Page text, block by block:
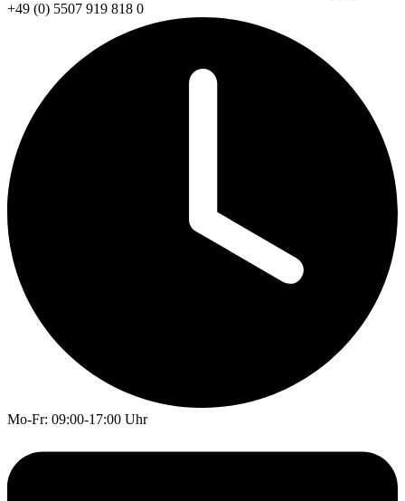
+49 (0) 5507 919 818 0
Mo-Fr: 09:00-17:00 Uhr